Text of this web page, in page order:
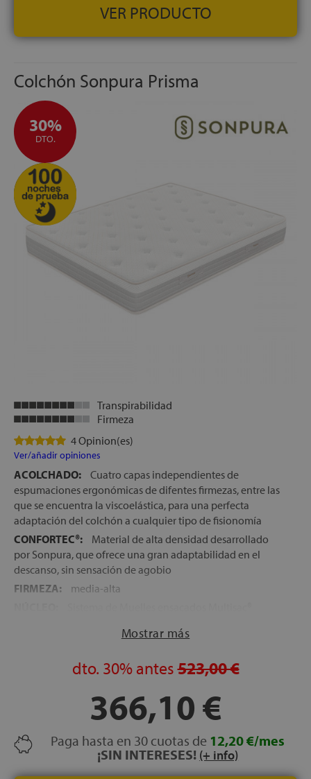
VER PRODUCTO
Colchón Sonpura Prisma
30%
DTO.
Transpirabilidad
Firmeza
4 Opinion(es)
Ver/añadir opiniones
ACOLCHADO:
Cuatro capas independientes de
espumaciones ergonómicas de difentes firmezas, entre las
que se encuentra la viscoelástica, para una perfecta
adaptación del colchón a cualquier tipo de fisionomía
CONFORTEC®:
Material de alta densidad desarrollado
por Sonpura, que ofrece una gran adaptabilidad en el
descanso, sin sensación de agobio
FIRMEZA:
media-alta
incorpora más de 500 muelles independientes en la
perfectamente a cada parte del cuerpo, ofrece una
ENCAPSULADO:
Todo el bloque de muelles ensacados
está protegido con espumación de alta densidad, en lo
que se denomina, sistema Compact, que ofrece una gran
resistencia y nivel de estabilidad al núcleo
Mostrar más
dto. 30% antes523,00 €
366,10 €
Paga hasta en 30 cuotas de 12,20 €/mes
¡SIN INTERESES! (+ info)